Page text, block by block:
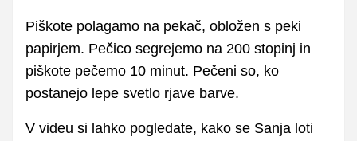
Piškote polagamo na pekač, obložen s peki
papirjem. Pečico segrejemo na 200 stopinj in
piškote pečemo 10 minut. Pečeni so, ko
postanejo lepe svetlo rjave barve.
V videu si lahko pogledate, kako se Sanja loti